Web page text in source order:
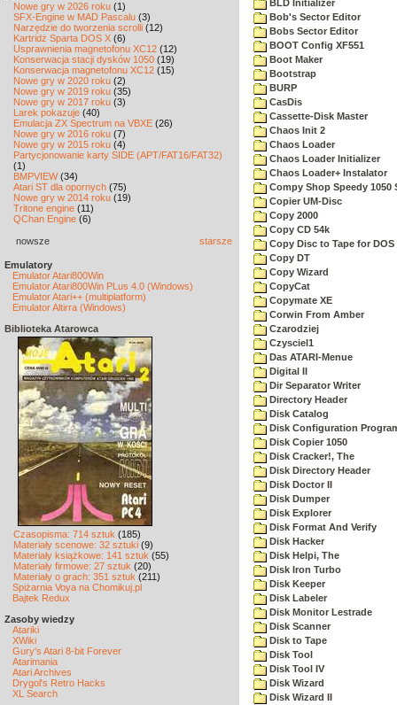
Nowe gry w 2026 roku (1)
SFX-Engine w MAD Pascalu (3)
Narzędzie do tworzenia scrolli (12)
Kartridż Sparta DOS X (6)
Usprawnienia magnetofonu XC12 (12)
Konserwacja stacji dysków 1050 (19)
Konserwacja magnetofonu XC12 (15)
Nowe gry w 2020 roku (2)
Nowe gry w 2019 roku (35)
Nowe gry w 2017 roku (3)
Larek pokazuje (40)
Emulacja ZX Spectrum na VBXE (26)
Nowe gry w 2016 roku (7)
Nowe gry w 2015 roku (4)
Partycjonowanie karty SIDE (APT/FAT16/FAT32)
(1)
BMPVIEW(34)
Atari ST dla opornych (75)
Nowe gry w 2014 roku (19)
Tritone engine (11)
QChan Engine (6)
nowsze starsze
Emulatory
Emulator Atari800Win
Emulator Atari800Win PLus 4.0 (Windows)
Emulator Atari++ (multiplatform)
Emulator Altirra (Windows)
Biblioteka Atarowca
Czasopisma: 714 sztuk (185)
Materiały scenowe: 32 sztuki (9)
Materiały książkowe: 141 sztuk (55)
Materiały firmowe: 27 sztuk (20)
Materiały o grach: 351 sztuk (211)
Spiżarnia Voya na Chomikuj.pl
Bajtek Redux
Zasoby wiedzy
Atariki
XWiki
Gury's Atari 8-bit Forever
Atarimania
Atari Archives
Drygol's Retro Hacks
XL Search
BLD Initializer
Bob's Sector Editor
Bobs Sector Editor
BOOT Config XF551
Boot Maker
Bootstrap
BURP
CasDis
Cassette-Disk Master
Chaos Init 2
Chaos Loader
Chaos Loader Initializer
Chaos Loader+ Instalator
Compy Shop Speedy 1050
Copier UM-Disc
Copy 2000
Copy CD 54k
Copy Disc to Tape for DOS
Copy DT
Copy Wizard
CopyCat
Copymate XE
Corwin From Amber
Czarodziej
Czysciel1
Das ATARI-Menue
Digital II
Dir Separator Writer
Directory Header
Disk Catalog
Disk Configuration
Disk Copier 1050
Disk Cracker!, The
Disk Directory Header
Disk Doctor II
Disk Dumper
Disk Explorer
Disk Format And Verify
Disk Hacker
Disk Helpi, The
Disk Iron Turbo
Disk Keeper
Disk Labeler
Disk Monitor Lestrade
Disk Scanner
Disk to Tape
Disk Tool
Disk Tool IV
Disk Wizard
Disk Wizard II